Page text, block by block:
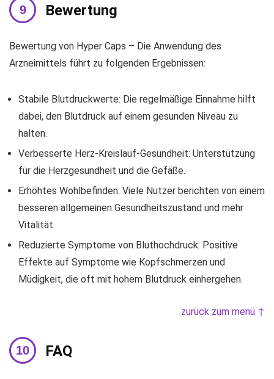
Bewertung
Bewertung von Hyper Caps – Die Anwendung des
Arzneimittels führt zu folgenden Ergebnissen:
Stabile Blutdruckwerte: Die regelmäßige Einnahme hilft
dabei, den Blutdruck auf einem gesunden Niveau zu
halten.
Verbesserte Herz-Kreislauf-Gesundheit: Unterstützung
für die Herzgesundheit und die Gefäße.
Erhöhtes Wohlbefinden: Viele Nutzer berichten von einem
besseren allgemeinen Gesundheitszustand und mehr
Vitalität.
Reduzierte Symptome von Bluthochdruck: Positive
Effekte auf Symptome wie Kopfschmerzen und
Müdigkeit, die oft mit hohem Blutdruck einhergehen.
zurück zum menü ↑
FAQ